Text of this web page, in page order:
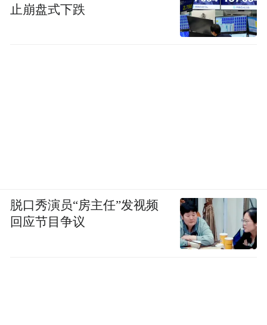
止崩盘式下跌
脱口秀演员“房主任”发视频
回应节目争议